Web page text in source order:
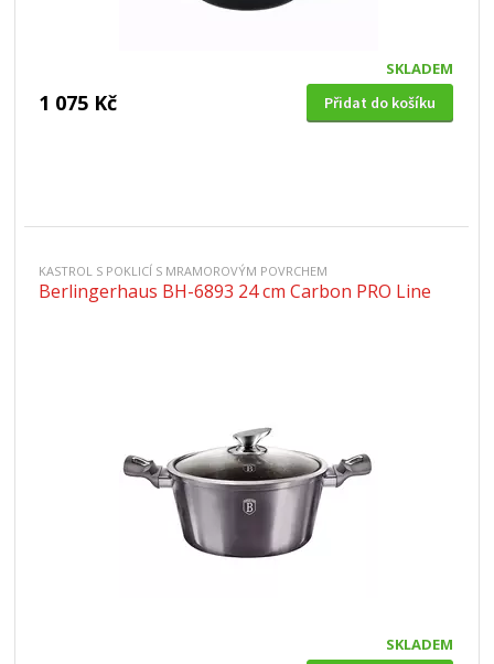
SKLADEM
1 075 Kč Přidat do košíku
KASTROL S POKLICÍ S MRAMOROVÝM POVRCHEM
Berlingerhaus BH-6893 24 cm Carbon PRO Line
SKLADEM